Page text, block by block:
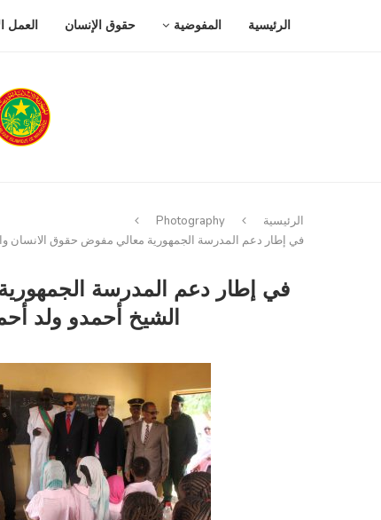
الرئيسية المفوضية حقوق الإنسان العمل
الرئيسية
Photography
في إطار دعم المدرسة الجمهورية معالي مفوض حقوق الانسان والعمل الإنساني
في إطار دعم المدرسة
الشيخ أحمدو ولد أحمد سالم ولد